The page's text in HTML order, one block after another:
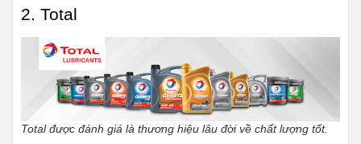
2. Total
Total được đánh giá là thương hiệu lâu đời về chất lượng tốt.